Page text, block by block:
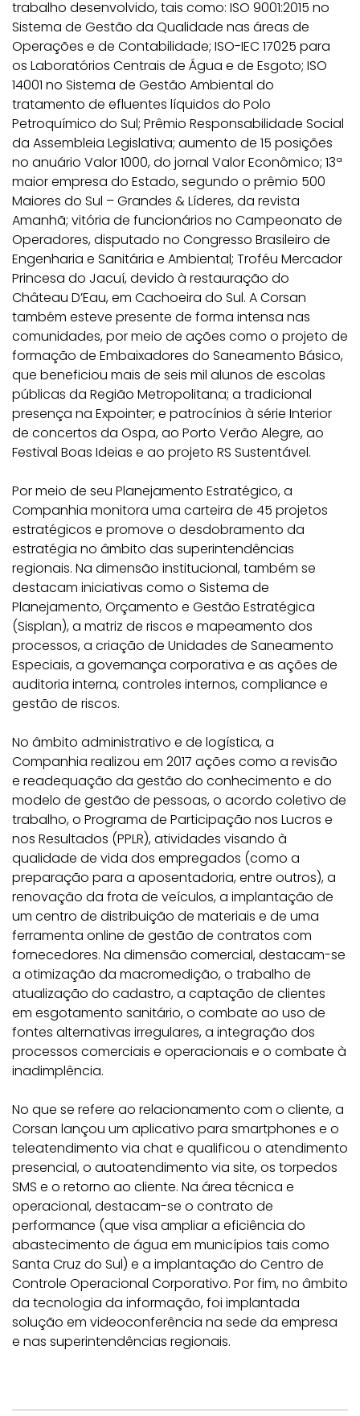
trabalho desenvolvido, tais como: ISO 9001:2015 no
Sistema de Gestão da Qualidade nas áreas de
Operações e de Contabilidade; ISO-IEC 17025 para
os Laboratórios Centrais de Água e de Esgoto; ISO
14001 no Sistema de Gestão Ambiental do
tratamento de efluentes líquidos do Polo
Petroquímico do Sul; Prêmio Responsabilidade Social
da Assembleia Legislativa; aumento de 15 posições
no anuário Valor 1000, do jornal Valor Econômico; 13ª
maior empresa do Estado, segundo o prêmio 500
Maiores do Sul – Grandes & Líderes, da revista
Amanhã; vitória de funcionários no Campeonato de
Operadores, disputado no Congresso Brasileiro de
Engenharia e Sanitária e Ambiental; Troféu Mercador
Princesa do Jacuí, devido à restauração do
Château D’Eau, em Cachoeira do Sul. A Corsan
também esteve presente de forma intensa nas
comunidades, por meio de ações como o projeto de
formação de Embaixadores do Saneamento Básico,
que beneficiou mais de seis mil alunos de escolas
públicas da Região Metropolitana; a tradicional
presença na Expointer; e patrocínios à série Interior
de concertos da Ospa, ao Porto Verão Alegre, ao
Festival Boas Ideias e ao projeto RS Sustentável.
Por meio de seu Planejamento Estratégico, a
Companhia monitora uma carteira de 45 projetos
estratégicos e promove o desdobramento da
estratégia no âmbito das superintendências
regionais. Na dimensão institucional, também se
destacam iniciativas como o Sistema de
Planejamento, Orçamento e Gestão Estratégica
(Sisplan), a matriz de riscos e mapeamento dos
processos, a criação de Unidades de Saneamento
Especiais, a governança corporativa e as ações de
auditoria interna, controles internos, compliance e
gestão de riscos.
No âmbito administrativo e de logística, a
Companhia realizou em 2017 ações como a revisão
e readequação da gestão do conhecimento e do
modelo de gestão de pessoas, o acordo coletivo de
trabalho, o Programa de Participação nos Lucros e
nos Resultados (PPLR), atividades visando à
qualidade de vida dos empregados (como a
preparação para a aposentadoria, entre outros), a
renovação da frota de veículos, a implantação de
um centro de distribuição de materiais e de uma
ferramenta online de gestão de contratos com
fornecedores. Na dimensão comercial, destacam-se
a otimização da macromedição, o trabalho de
atualização do cadastro, a captação de clientes
em esgotamento sanitário, o combate ao uso de
fontes alternativas irregulares, a integração dos
processos comerciais e operacionais e o combate à
inadimplência.
No que se refere ao relacionamento com o cliente, a
Corsan lançou um aplicativo para smartphones e o
teleatendimento via chat e qualificou o atendimento
presencial, o autoatendimento via site, os torpedos
SMS e o retorno ao cliente. Na área técnica e
operacional, destacam-se o contrato de
performance (que visa ampliar a eficiência do
abastecimento de água em municípios tais como
Santa Cruz do Sul) e a implantação do Centro de
Controle Operacional Corporativo. Por fim, no âmbito
da tecnologia da informação, foi implantada
solução em videoconferência na sede da empresa
e nas superintendências regionais.